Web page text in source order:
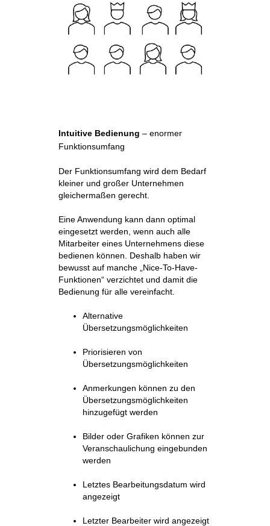
Intuitive Bedienung – enormer
Funktionsumfang
Der Funktionsumfang wird dem Bedarf
kleiner und großer Unternehmen
gleichermaßen gerecht.
Eine Anwendung kann dann optimal
eingesetzt werden, wenn auch alle
Mitarbeiter eines Unternehmens diese
bedienen können. Deshalb haben wir
bewusst auf manche „Nice-To-Have-
Funktionen“ verzichtet und damit die
Bedienung für alle vereinfacht.
Alternative
Übersetzungsmöglichkeiten
Priorisieren von
Übersetzungsmöglichkeiten
Anmerkungen können zu den
Übersetzungsmöglichkeiten
hinzugefügt werden
Bilder oder Grafiken können zur
Veranschaulichung eingebunden
werden
Letztes Bearbeitungsdatum wird
angezeigt
Letzter Bearbeiter wird angezeigt